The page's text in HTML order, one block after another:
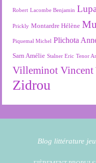
Robert Lacombe Benjamin
Prickly Montardre Hélène
Piquemal Michel Plichota
Sarn Amélie Stalner Eric Tenor
Villeminot Vincent
Zidrou
Blog littérature